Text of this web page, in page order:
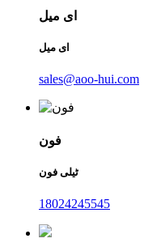
ای میل
ای میل
sales@aoo-hui.com
فون
ٹیلی فون
18024245545